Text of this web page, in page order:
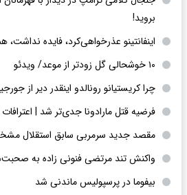
بروید!
اینفانتینو عذرخواهی‌کرد، فایده
۱۰ خوشحالی گل زودتر از موعد/ ویدئو
چرا کریستیانو رونالدو اینقدر دیر از
فرضیه قتل مارادونا جدی‌تر شد | اعترافات
مقصد جدید سرمربی سابق استقلال
واکنش تند مرتضی فنونی زاده به
بیفوما در پرسپولیس ماندنی شد